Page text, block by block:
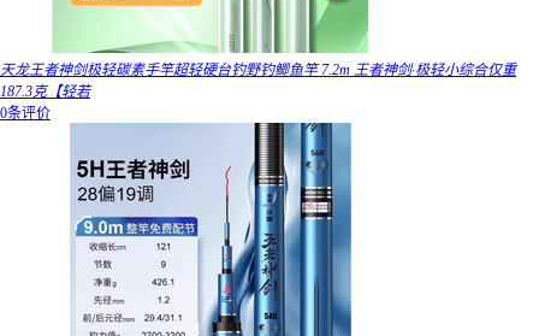
天龙王者神剑极轻碳素手竿超轻硬台钓野钓鲫鱼竿 7.2m 王者神剑·极轻小综合仅重
187.3克【轻若
0条评价